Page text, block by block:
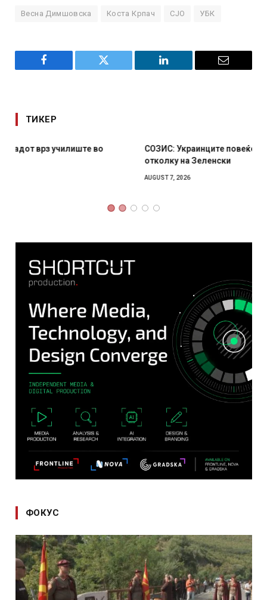
Весна Димшовска Коста Крпач СЈО УБК
Facebook Twitter LinkedIn Email
ТИКЕР
СОЗИС: Украинците повеќе им веруваат на генералите
ФОКУС